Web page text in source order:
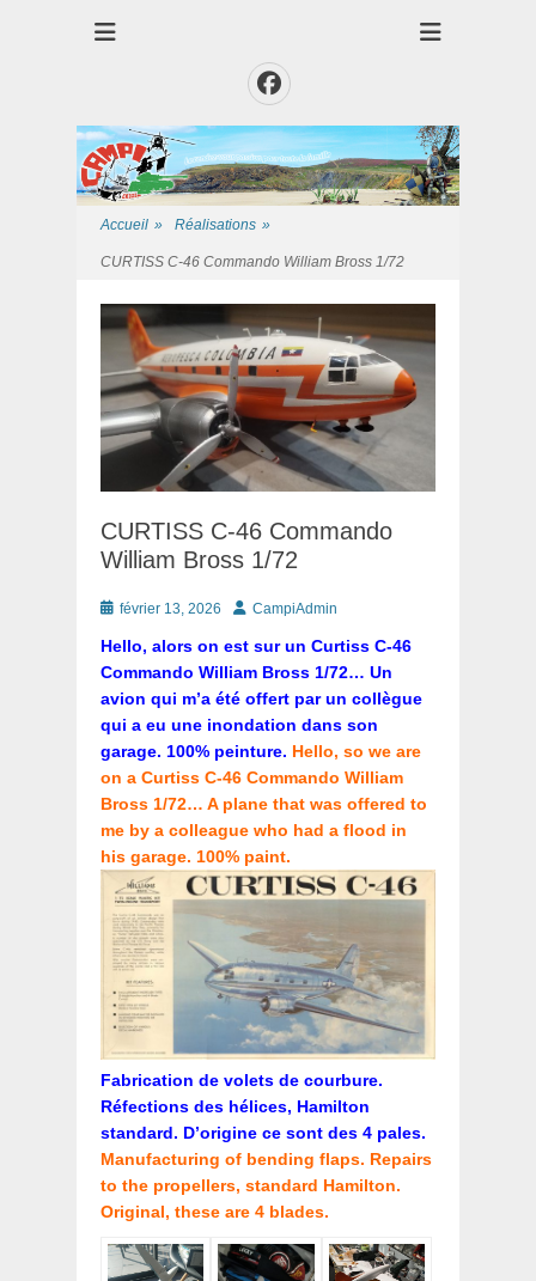
Club CAMPI
Facebook
Accueil » Réalisations »
CURTISS C-46 Commando William Bross 1/72
CURTISS C-46 Commando
William Bross 1/72
Postéfévrier 13, 2026 AuteurCampiAdmin
Hello, alors on est sur un Curtiss C-46
Commando William Bross 1/72… Un
avion qui m’a été offert par un collègue
qui a eu une inondation dans son
garage. 100% peinture. Hello, so we are
on a Curtiss C-46 Commando William
Bross 1/72… A plane that was offered to
me by a colleague who had a flood in
his garage. 100% paint.
Fabrication de volets de courbure.
Réfections des hélices, Hamilton
standard. D’origine ce sont des 4 pales.
Manufacturing of bending flaps. Repairs
to the propellers, standard Hamilton.
Original, these are 4 blades.